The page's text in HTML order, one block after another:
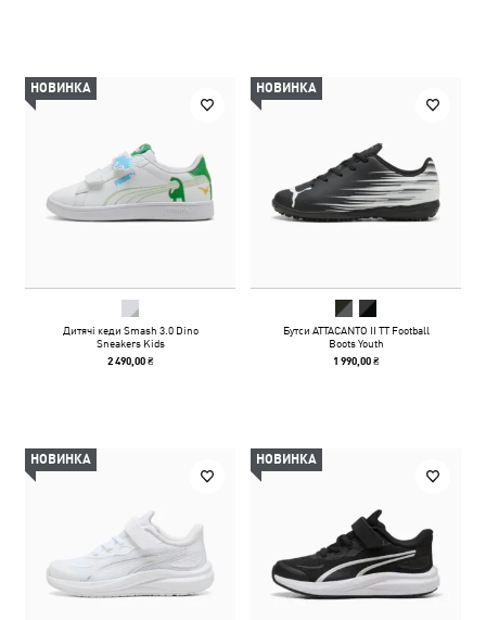
НОВИНКА
Дитячі кеди Smash 3.0 Dino
Sneakers Kids
2 490,00 ₴
НОВИНКА
Бутси ATTACANTO II TT Football
Boots Youth
1 990,00 ₴
НОВИНКА НОВИНКА